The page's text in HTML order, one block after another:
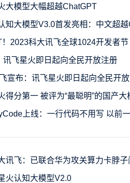
大模型大幅超越ChatGPT
知大模型V3.0首发亮相：中文超
2023科大讯飞全球1024开发者节
飞星火即日起向全民开放注册
宣布：讯飞星火即日起向全民开放
得分第一 被评为“最聪明”的国产大
上线：一行代码不用写 以前
讯飞：已联合华为攻关算力卡脖子
火认知大模型V2.0